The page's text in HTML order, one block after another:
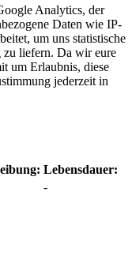
Analytics, der
Daten wie IP-
um uns statistische
zu liefern. Da wir eure
um Erlaubnis, diese
jederzeit in
Lebensdauer:
-